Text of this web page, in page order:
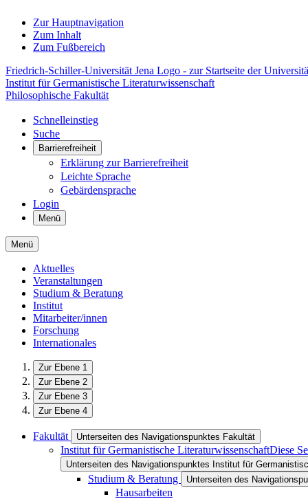
Zur Hauptnavigation
Zum Inhalt
Zum Fußbereich
Friedrich-Schiller-Universität Jena Logo - zur Startseite der
Institut für Germanistische Literaturwissenschaft
Philosophische Fakultät
Schnelleinstieg
Suche
Barrierefreiheit
Erklärung zur Barrierefreiheit
Leichte Sprache
Gebärdensprache
Login
Menü
Menü
Aktuelles
Veranstaltungen
Studium & Beratung
Institut
Mitarbeiter/innen
Forschung
Internationales
Zur Ebene 1
Zur Ebene 2
Zur Ebene 3
Zur Ebene 4
Fakultät Unterseiten des Navigationspunktes Fakultät
Institut für Germanistische LiteraturwissenschaftDiese
Unterseiten des Navigationspunktes Institut für
Studium & Beratung Unterseiten des
Hausarbeiten